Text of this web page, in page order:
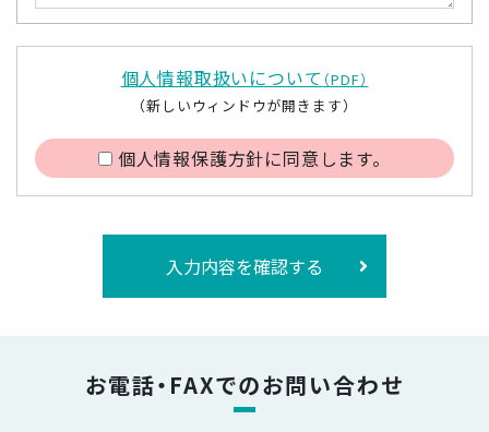
個人情報取扱いについて （PDF）
（新しいウィンドウが開きます）
個人情報保護方針に同意します。
入力内容を確認する
お電話・FAXでのお問い合わせ